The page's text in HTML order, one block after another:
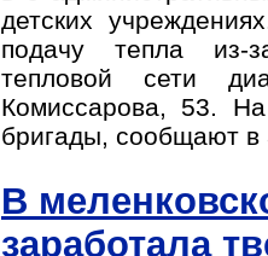
детских
подачу тепла из-
тепловой сети
Комиссарова, 53.
бригады, сообщают
В
заработала